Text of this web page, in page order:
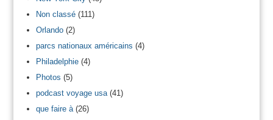
Non classé(111)
Orlando(2)
parcs nationaux américains (4)
Philadelphie(4)
Photos (5)
podcast voyage usa(41)
que faire à(26)